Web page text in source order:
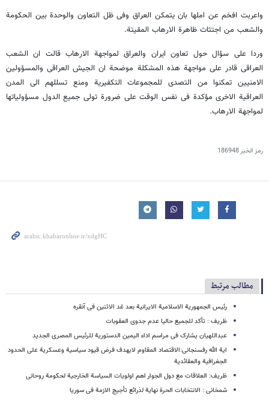
واعربت افخم عن املها بان یتمکن العراق وفی ظل التعاون والوحدة بین الحکومة
والشعب من اجتثاث ظاهرة الارهاب المقیتة.
وردا علی سؤال حول تعاون ایران والعراق لمواجهة الارهاب قالت ان الشعب
العراقی قادر علی مواجهة هذه المشکلة موضحة ان الجیش العراقی والمسؤولین
الامنیین تمکنوا من التصدی للمجموعات التکفیریة ومنع تسللهم الی المدن
العراقیة الاخری مؤکدة فی نفس الوقت علی ضرورة تولی جمیع الدول مسؤولیاتها
لمواجهة الارهاب.
رمز الخبر186948
مطالب مرتبط
رئیس الجمهوریة الاسلامیة الایرانیة بعد غد الاثنین فی آنقره
ظریف : تأکد للجمیع حالیا عدم جدوی العقوبات
عبداللهیان یشارک فی مراسم اداء الیمین الدستوریة للرئیس المصری الجدید
ایة الله رفسنجانی:الاقتصاد المقاوم لایهدف فرض قیود سیاسیة وعسکریة علی الحدود
الجغرافیة والعقائدیة
ظریف: العلاقات مع دول الجوار اهم اولویات السیاسة الخارجیة لحکومة روحانی
شمخانی : الانتخابات الحرة نهایة لذرائع تأجیج الازمة فی سوریا